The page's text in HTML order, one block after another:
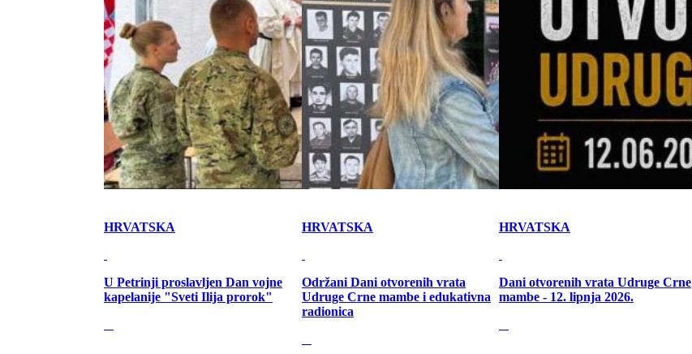
HRVATSKA
U Petrinji proslavljen Dan vojne
kapelanije "Sveti Ilija prorok"
HRVATSKA
Održani Dani otvorenih vrata
Udruge Crne mambe i edukativna
radionica
HRVATSKA
Dani otvorenih vrata Udruge Crne
mambe - 12. lipnja 2026.